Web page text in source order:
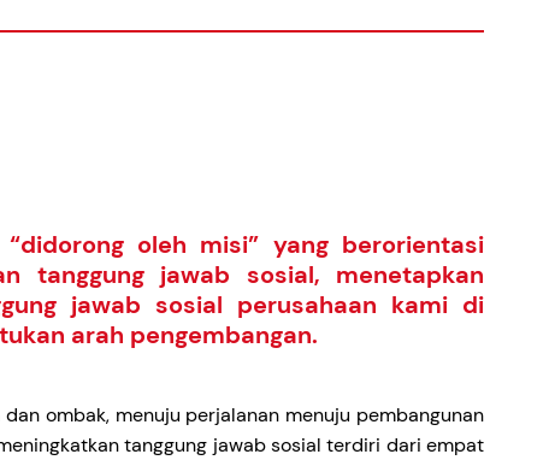
oleh misi” yang berorientasi
tanggung jawab sosial, menetapkan
jawab sosial perusahaan kami di
arah pengembangan.
ombak, menuju perjalanan menuju pembangunan
tanggung jawab sosial terdiri dari empat